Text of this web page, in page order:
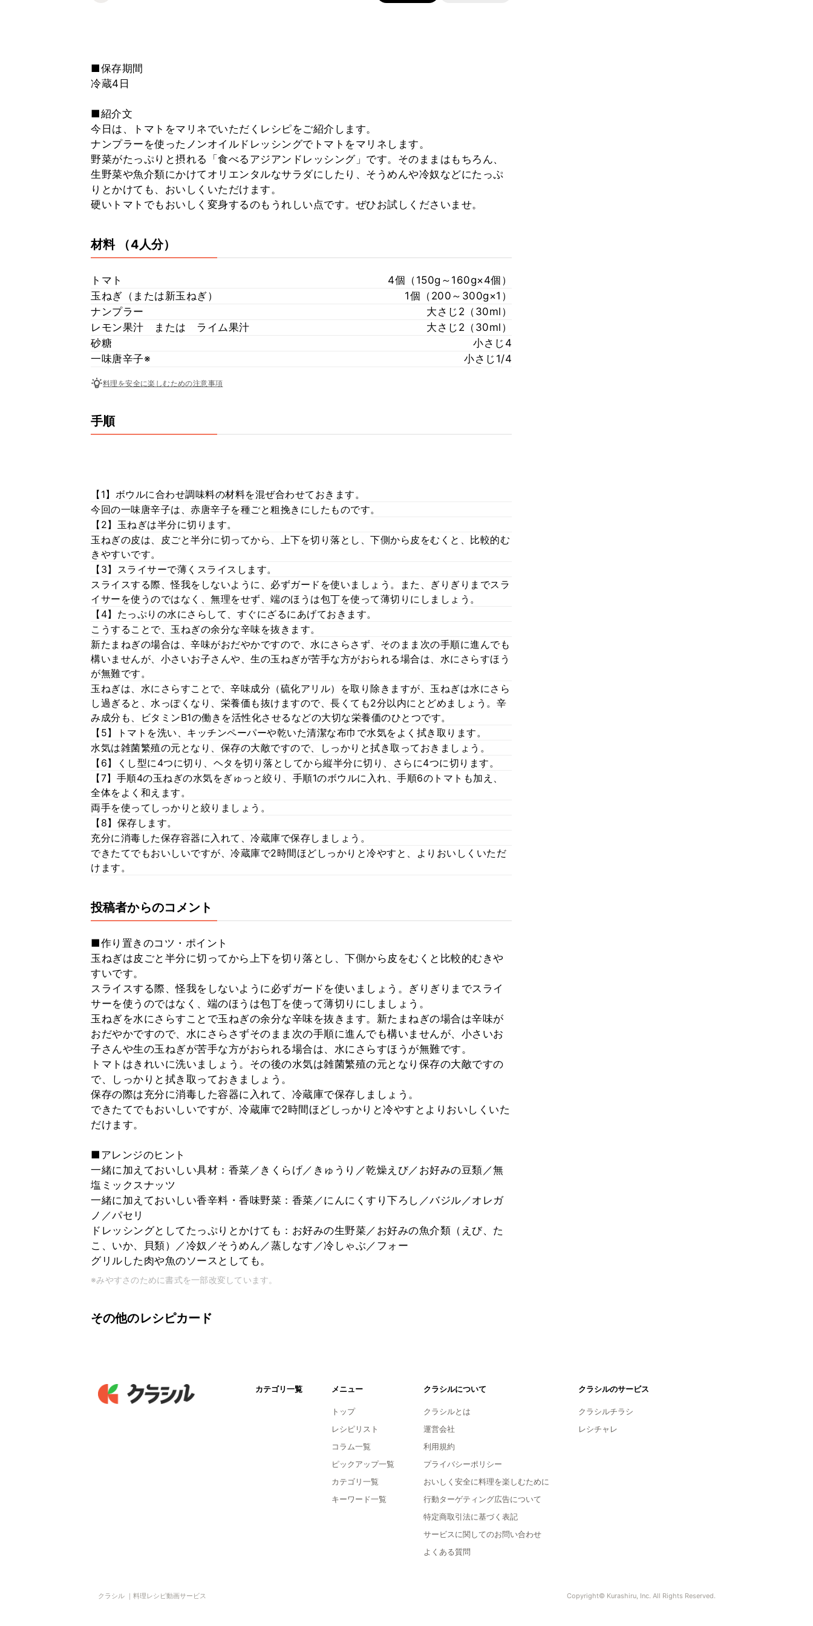
■保存期間
冷蔵4日
■紹介文
今日は、トマトをマリネでいただくレシピをご紹介します。
ナンプラーを使ったノンオイルドレッシングでトマトをマリネします。
野菜がたっぷりと摂れる「食べるアジアンドレッシング」です。そのままはもちろん、
生野菜や魚介類にかけてオリエンタルなサラダにしたり、そうめんや冷奴などにたっぷ
りとかけても、おいしくいただけます。
硬いトマトでもおいしく変身するのもうれしい点です。ぜひお試しくださいませ。
材料 （4人分）
トマト
4個（150g～160g×4個）
玉ねぎ（または新玉ねぎ）
1個（200～300g×1）
ナンプラー
大さじ2（30ml）
レモン果汁 または ライム果汁
大さじ2（30ml）
砂糖
小さじ4
一味唐辛子※
小さじ1/4
料理を安全に楽しむための注意事項
手順
【1】ボウルに合わせ調味料の材料を混ぜ合わせておきます。
今回の一味唐辛子は、赤唐辛子を種ごと粗挽きにしたものです。
【2】玉ねぎは半分に切ります。
玉ねぎの皮は、皮ごと半分に切ってから、上下を切り落とし、下側から皮をむくと、比較的む
きやすいです。
【3】スライサーで薄くスライスします。
スライスする際、怪我をしないように、必ずガードを使いましょう。また、ぎりぎりまでスラ
イサーを使うのではなく、無理をせず、端のほうは包丁を使って薄切りにしましょう。
【4】たっぷりの水にさらして、すぐにざるにあげておきます。
こうすることで、玉ねぎの余分な辛味を抜きます。
新たまねぎの場合は、辛味がおだやかですので、水にさらさず、そのまま次の手順に進んでも
構いませんが、小さいお子さんや、生の玉ねぎが苦手な方がおられる場合は、水にさらすほう
が無難です。
玉ねぎは、水にさらすことで、辛味成分（硫化アリル）を取り除きますが、玉ねぎは水にさら
し過ぎると、水っぽくなり、栄養価も抜けますので、長くても2分以内にとどめましょう。辛
み成分も、ビタミンB1の働きを活性化させるなどの大切な栄養価のひとつです。
【5】トマトを洗い、キッチンペーパーや乾いた清潔な布巾で水気をよく拭き取ります。
水気は雑菌繁殖の元となり、保存の大敵ですので、しっかりと拭き取っておきましょう。
【6】くし型に4つに切り、ヘタを切り落としてから縦半分に切り、さらに4つに切ります。
【7】手順4の玉ねぎの水気をぎゅっと絞り、手順1のボウルに入れ、手順6のトマトも加え、
全体をよく和えます。
両手を使ってしっかりと絞りましょう。
【8】保存します。
充分に消毒した保存容器に入れて、冷蔵庫で保存しましょう。
できたてでもおいしいですが、冷蔵庫で2時間ほどしっかりと冷やすと、よりおいしくいただ
けます。
投稿者からのコメント
■作り置きのコツ・ポイント
玉ねぎは皮ごと半分に切ってから上下を切り落とし、下側から皮をむくと比較的むきや
すいです。
スライスする際、怪我をしないように必ずガードを使いましょう。ぎりぎりまでスライ
サーを使うのではなく、端のほうは包丁を使って薄切りにしましょう。
玉ねぎを水にさらすことで玉ねぎの余分な辛味を抜きます。新たまねぎの場合は辛味が
おだやかですので、水にさらさずそのまま次の手順に進んでも構いませんが、小さいお
子さんや生の玉ねぎが苦手な方がおられる場合は、水にさらすほうが無難です。
トマトはきれいに洗いましょう。その後の水気は雑菌繁殖の元となり保存の大敵ですの
で、しっかりと拭き取っておきましょう。
保存の際は充分に消毒した容器に入れて、冷蔵庫で保存しましょう。
できたてでもおいしいですが、冷蔵庫で2時間ほどしっかりと冷やすとよりおいしくいた
だけます。
■アレンジのヒント
一緒に加えておいしい具材：香菜／きくらげ／きゅうり／乾燥えび／お好みの豆類／無
塩ミックスナッツ
一緒に加えておいしい香辛料・香味野菜：香菜／にんにくすり下ろし／バジル／オレガ
ノ／パセリ
ドレッシングとしてたっぷりとかけても：お好みの生野菜／お好みの魚介類（えび、た
こ、いか、貝類）／冷奴／そうめん／蒸しなす／冷しゃぶ／フォー
グリルした肉や魚のソースとしても。
※みやすさのために書式を一部改変しています。
その他のレシピカード
カテゴリ一覧 メニュー
トップ
レシピリスト
コラム一覧
ピックアップ一覧
カテゴリ一覧
キーワード一覧
クラシルについて
クラシルとは
運営会社
利用規約
プライバシーポリシー
おいしく安全に料理を楽しむために
行動ターゲティング広告について
特定商取引法に基づく表記
サービスに関してのお問い合わせ
よくある質問
クラシルのサービス
クラシルチラシ
レシチャレ
クラシル ｜料理レシピ動画サービス Copyright© Kurashiru, Inc. All Rights Reserved.